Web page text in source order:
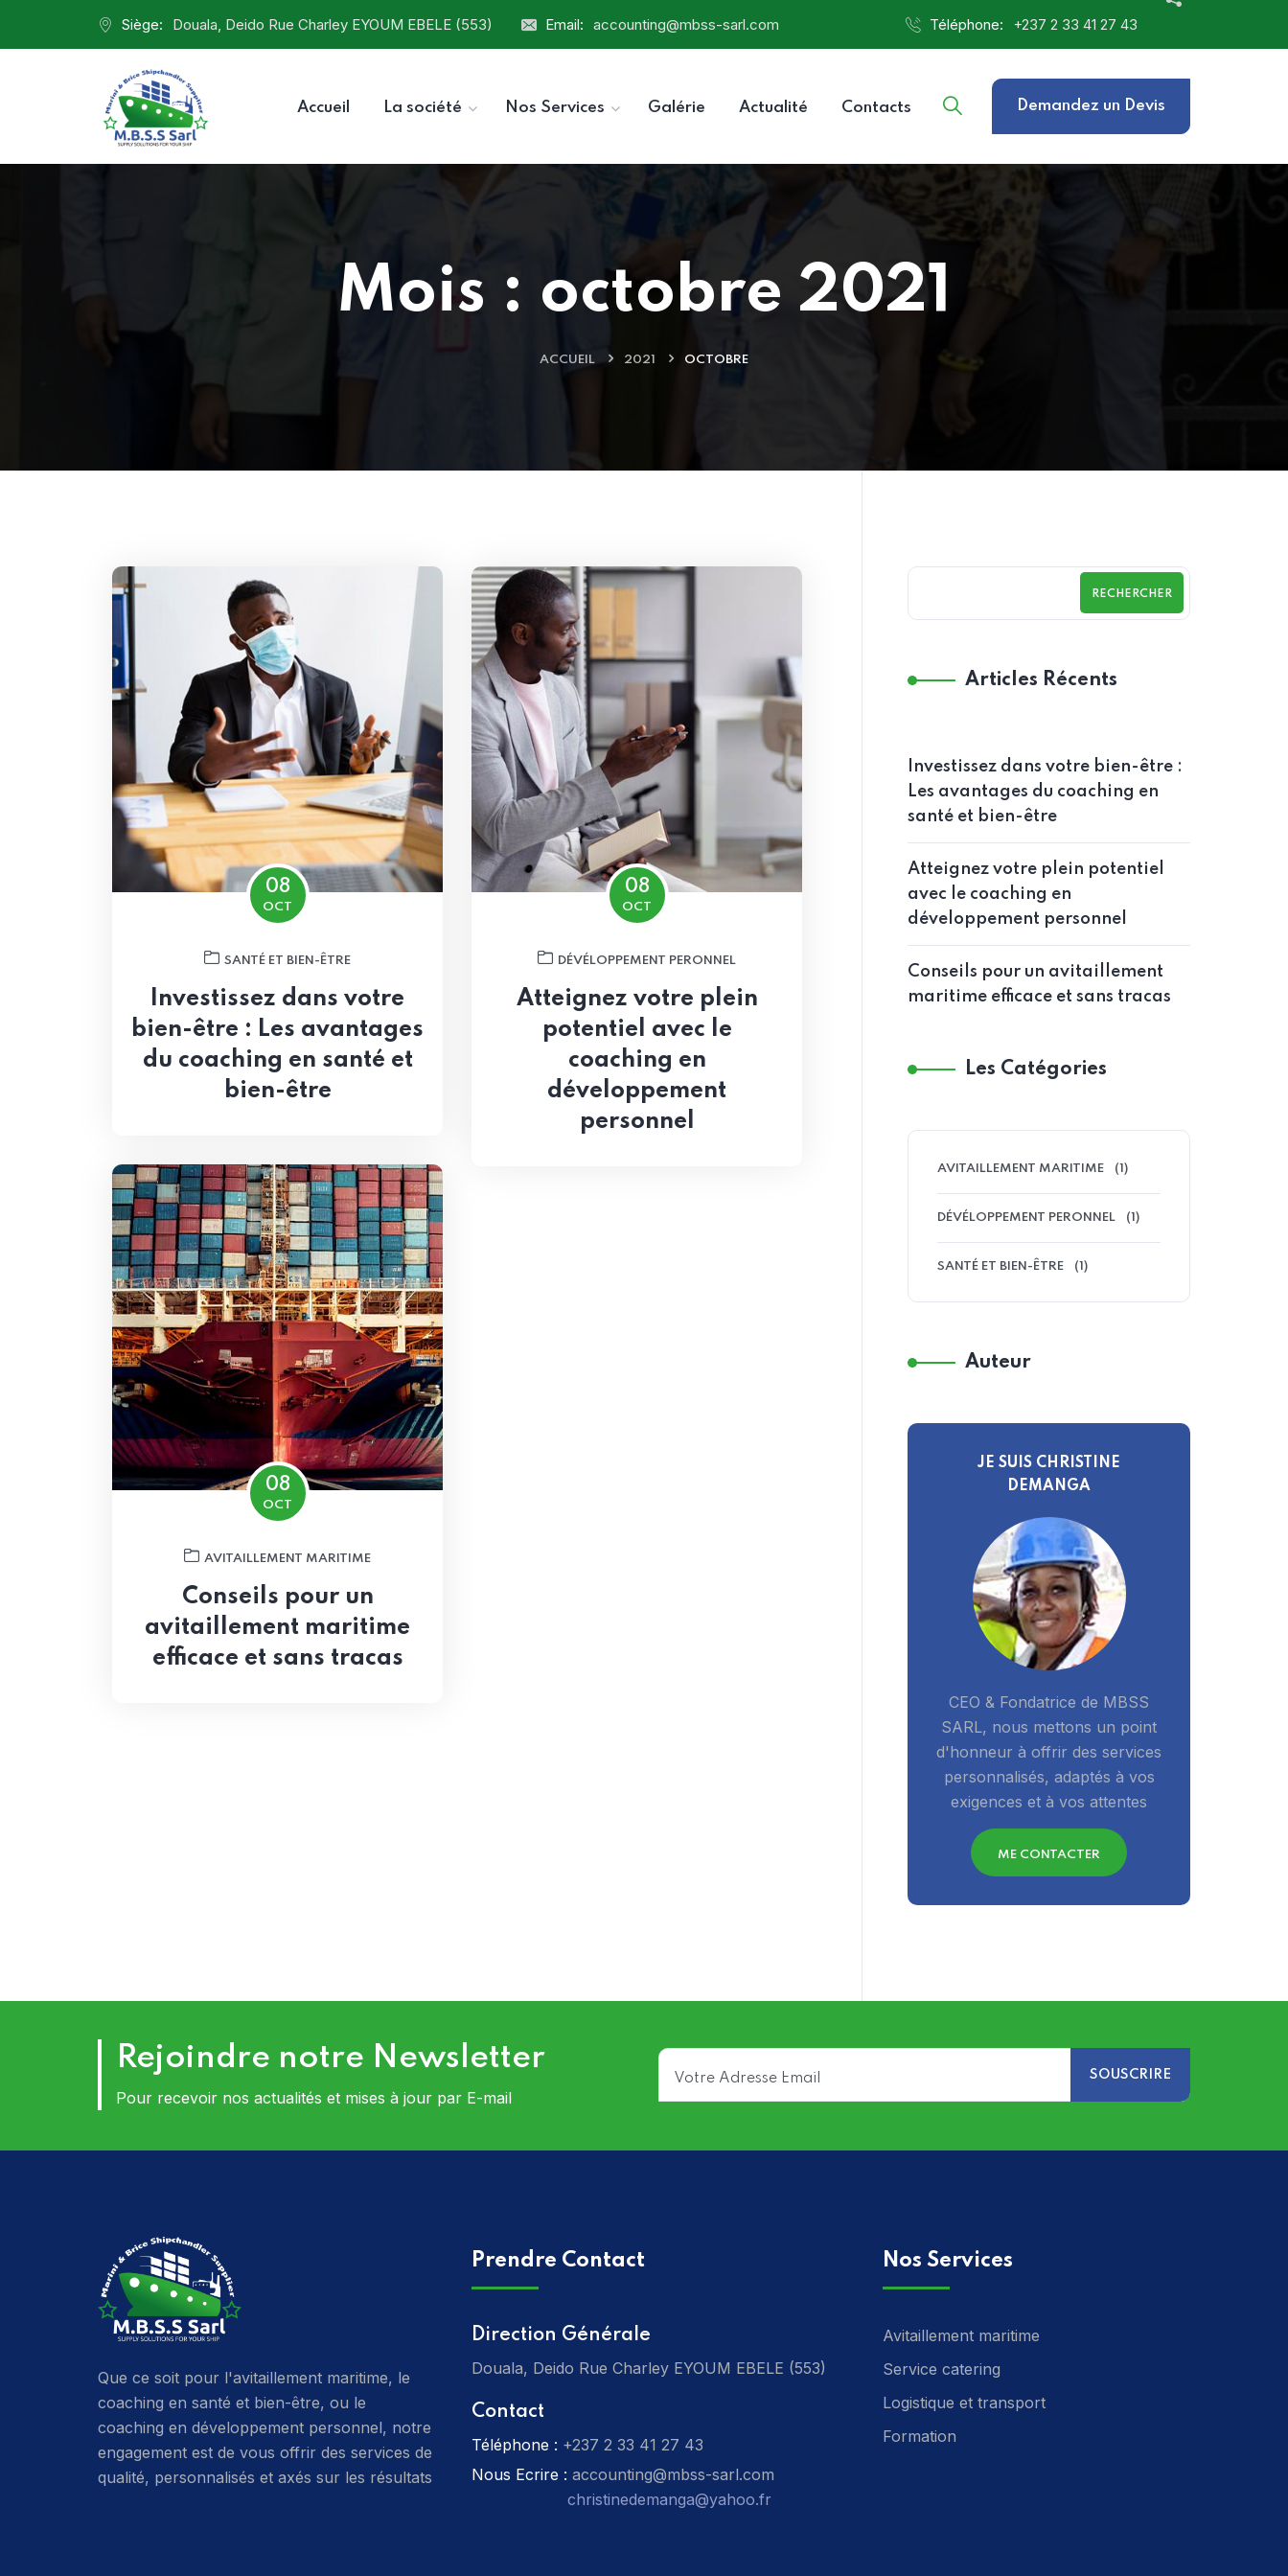
Siège: Douala, Deido Rue Charley EYOUM EBELE (553) Email: accounting@mbss-sarl.com Téléphone: ‎+237 2 33 41 27 43
Accueil La société Nos Services Galérie Actualité Contacts Demandez un Devis
Mois : octobre 2021
ACCUEIL 2021 OCTOBRE
08
OCT
SANTÉ ET BIEN-ÊTRE
Investissez dans votre
bien-être : Les avantages
du coaching en santé et
bien-être
08
OCT
DÉVÉLOPPEMENT PERONNEL
Atteignez votre plein
potentiel avec le
coaching en
développement
personnel
08
OCT
AVITAILLEMENT MARITIME
Conseils pour un
avitaillement maritime
efficace et sans tracas
RECHERCHER
Articles Récents
Investissez dans votre bien-être :
Les avantages du coaching en
santé et bien-être
Atteignez votre plein potentiel
avec le coaching en
développement personnel
Conseils pour un avitaillement
maritime efficace et sans tracas
Les Catégories
AVITAILLEMENT MARITIME (1)
DÉVÉLOPPEMENT PERONNEL (1)
SANTÉ ET BIEN-ÊTRE (1)
Auteur
JE SUIS CHRISTINE
DEMANGA
CEO & Fondatrice de MBSS
SARL, nous mettons un point
d'honneur à offrir des services
personnalisés, adaptés à vos
exigences et à vos attentes
ME CONTACTER
Rejoindre notre Newsletter
Pour recevoir nos actualités et mises à jour par E-mail
Que ce soit pour l'avitaillement maritime, le
coaching en santé et bien-être, ou le
coaching en développement personnel, notre
engagement est de vous offrir des services de
qualité, personnalisés et axés sur les résultats
Prendre Contact
Direction Générale
Douala, Deido Rue Charley EYOUM EBELE (553)
Contact
Téléphone : ‎+237 2 33 41 27 43
Nous Ecrire : accounting@mbss-sarl.com
christinedemanga@yahoo.fr
Nos Services
Avitaillement maritime
Service catering
Logistique et transport
Formation